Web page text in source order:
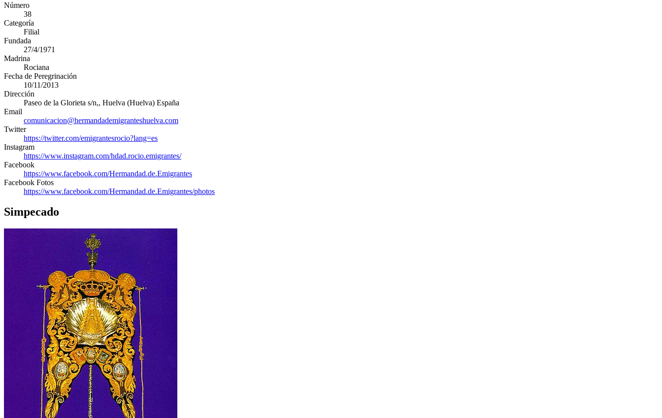
Número
38
Categoría
Filial
Fundada
27/4/1971
Madrina
Rociana
Fecha de Peregrinación
10/11/2013
Dirección
Paseo de la Glorieta s/n,, Huelva (Huelva) España
Email
comunicacion@hermandademigranteshuelva.com
Twitter
https://twitter.com/emigrantesrocio?lang=es
Instagram
https://www.instagram.com/hdad.rocio.emigrantes/
Facebook
https://www.facebook.com/Hermandad.de.Emigrantes
Facebook Fotos
https://www.facebook.com/Hermandad.de.Emigrantes/photos
Simpecado